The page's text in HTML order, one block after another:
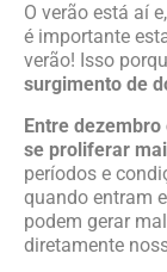
O verão está aí
é importante
verão! Isso
surgimento de
Entre dezembro
se proliferar
períodos e
quando entram
podem gerar
diretamente